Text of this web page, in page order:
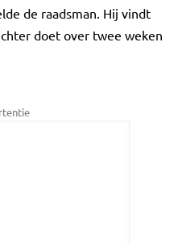
de raadsman. Hij vindt
doet over twee weken